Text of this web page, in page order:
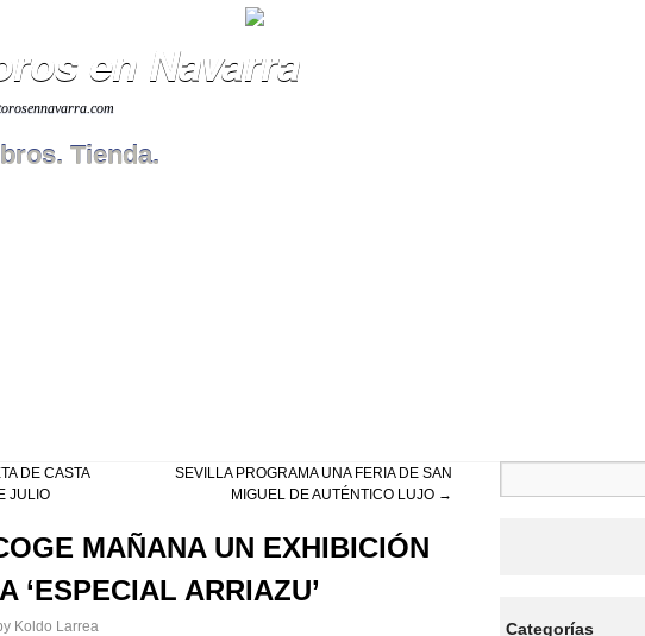
en Navarra
Tienda.
DE CASTA
JULIO
SEVILLA PROGRAMA UNA FERIA DE SAN
MIGUEL DE AUTÉNTICO LUJO →
MAÑANA UN EXHIBICIÓN
‘ESPECIAL ARRIAZU’
Koldo Larrea Categorías